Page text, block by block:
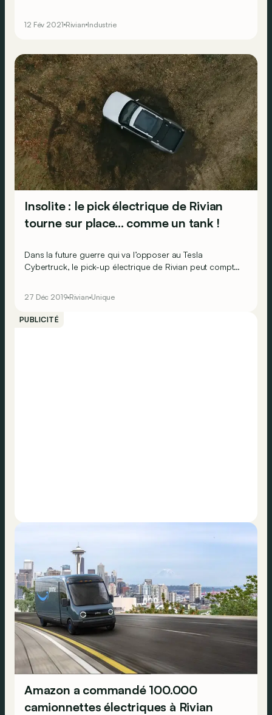
12 Fév 2021 Rivian Industrie
Insolite : le pick électrique de Rivian
tourne sur place… comme un tank !
Dans la future guerre qui va l’opposer au Tesla
Cybertruck, le pick-up électrique de Rivian peut compter
27 Déc 2019 Rivian Unique
PUBLICITÉ
Amazon a commandé 100.000
camionnettes électriques à Rivian